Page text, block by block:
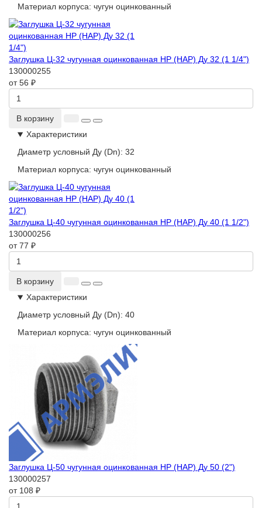
Материал корпуса: чугун оцинкованный
Заглушка Ц-32 чугунная оцинкованная НР (НАР) Ду 32 (1 1/4")
130000255
от 56 ₽
В корзину
Характеристики
Диаметр условный Ду (Dn): 32
Материал корпуса: чугун оцинкованный
Заглушка Ц-40 чугунная оцинкованная НР (НАР) Ду 40 (1 1/2")
130000256
от 77 ₽
В корзину
Характеристики
Диаметр условный Ду (Dn): 40
Материал корпуса: чугун оцинкованный
Заглушка Ц-50 чугунная оцинкованная НР (НАР) Ду 50 (2")
130000257
от 108 ₽